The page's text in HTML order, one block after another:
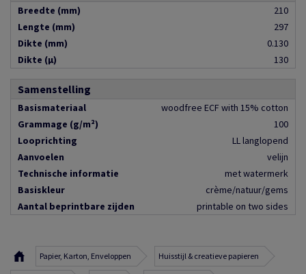
Breedte (mm)
210
Lengte (mm)
297
Dikte (mm)
0.130
Dikte (µ)
130
Samenstelling
Basismateriaal
woodfree ECF with 15% cotton
Grammage (g/m²)
100
Looprichting
LL langlopend
Aanvoelen
velijn
Technische informatie
met watermerk
Basiskleur
crème/natuur/gems
Aantal beprintbare zijden
printable on two sides
Papier, Karton, Enveloppen Huisstijl & creatieve papieren